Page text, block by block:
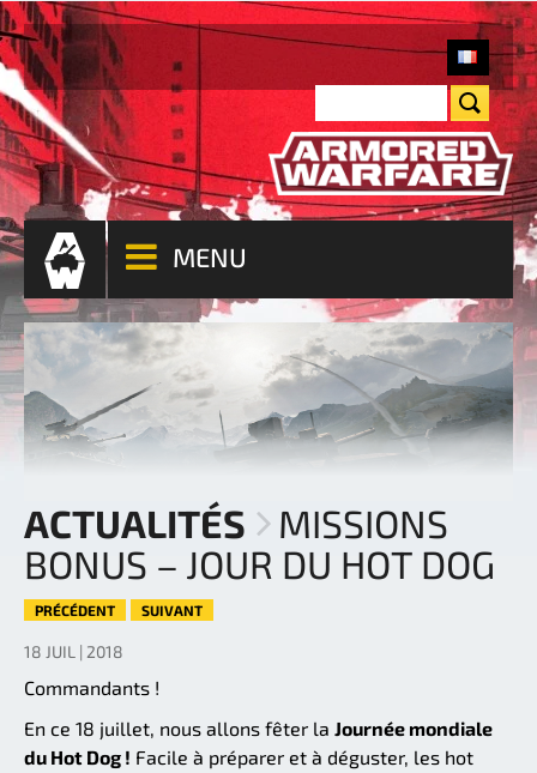
MENU
ACTUALITÉS
MISSIONS
BONUS – JOUR DU HOT DOG
PRÉCÉDENT SUIVANT
18 JUIL | 2018
Commandants !
En ce 18 juillet, nous allons fêter la Journée mondiale
du Hot Dog ! Facile à préparer et à déguster, les hot